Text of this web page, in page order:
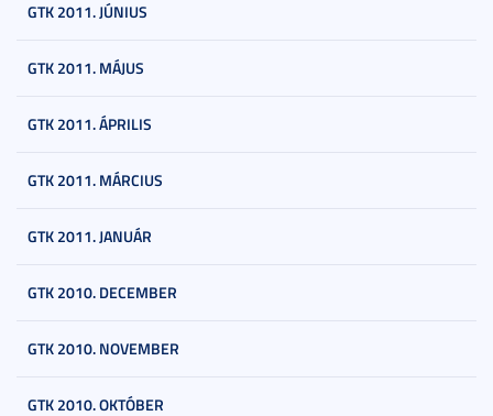
GTK 2011. JÚNIUS
GTK 2011. MÁJUS
GTK 2011. ÁPRILIS
GTK 2011. MÁRCIUS
GTK 2011. JANUÁR
GTK 2010. DECEMBER
GTK 2010. NOVEMBER
GTK 2010. OKTÓBER